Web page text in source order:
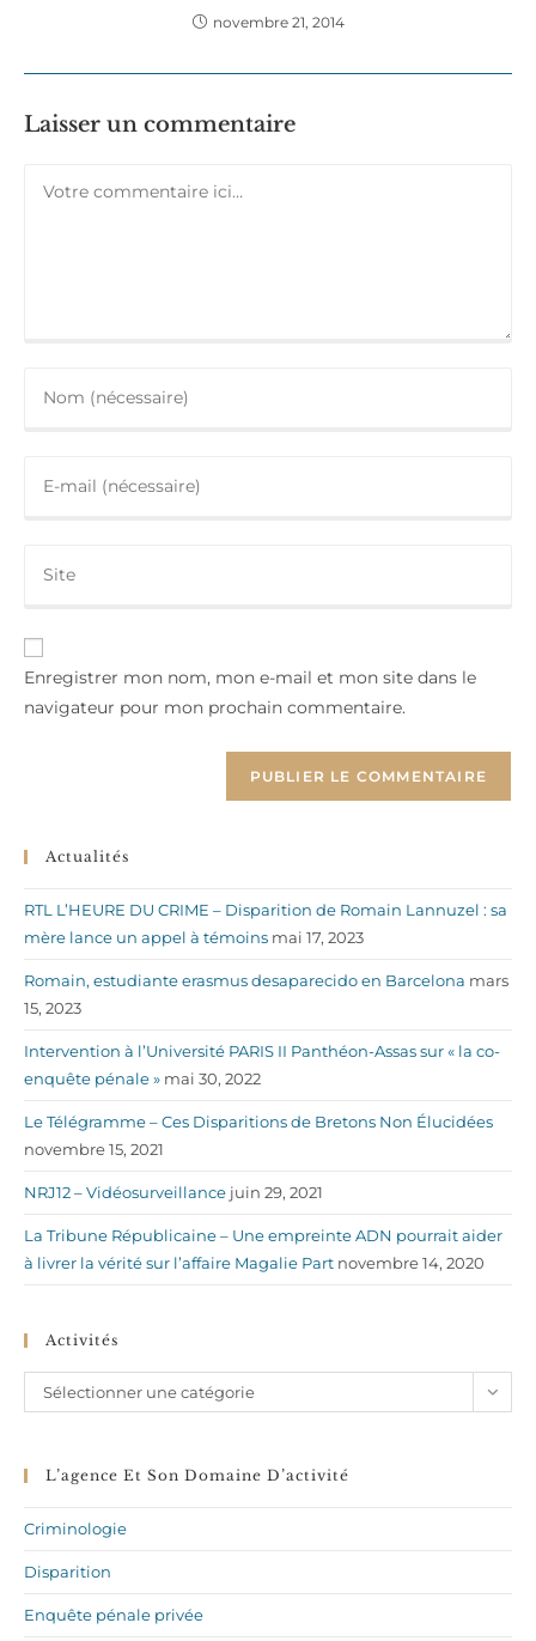
novembre 21, 2014
Laisser un commentaire
your
username
your
l’URL
site
(facultatif)
Enregistrer mon nom, mon e-mail et mon site dans le
navigateur pour mon prochain commentaire.
Actualités
RTL L’HEURE DU CRIME – Disparition de Romain Lannuzel : sa
mère lance un appel à témoins mai 17, 2023
Romain, estudiante erasmus desaparecido en Barcelona mars
15, 2023
Intervention à l’Université PARIS II Panthéon-Assas sur « la co-
enquête pénale » mai 30, 2022
Le Télégramme – Ces Disparitions de Bretons Non Élucidées
novembre 15, 2021
NRJ12 – Vidéosurveillance juin 29, 2021
La Tribune Républicaine – Une empreinte ADN pourrait aider
à livrer la vérité sur l’affaire Magalie Part novembre 14, 2020
Activités
Activités
Sélectionner une catégorie
L’agence Et Son Domaine D’activité
Criminologie
Disparition
Enquête pénale privée